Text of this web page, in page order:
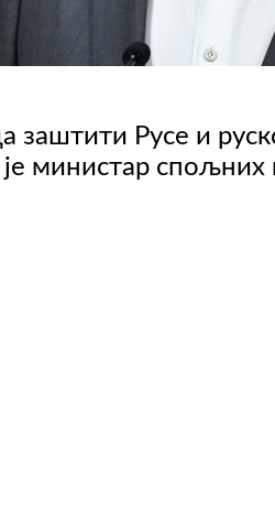
заштити Русе и
је министар спољних